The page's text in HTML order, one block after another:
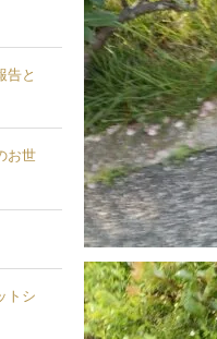
告と
お世
トシ